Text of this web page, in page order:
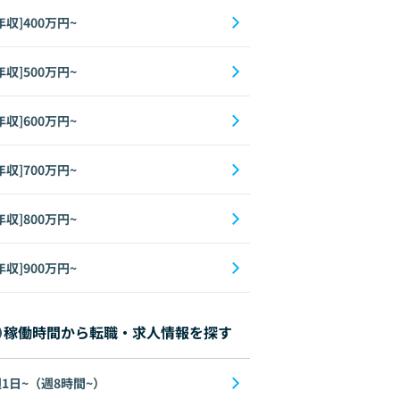
収]400万円~
収]500万円~
収]600万円~
収]700万円~
収]800万円~
収]900万円~
稼働時間から転職・求人情報を探す
日~（週8時間~）